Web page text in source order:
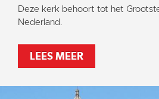
Activiteiten
Steun ons
Contact
Vaktaal
Deze kerk behoort tot het
Nederland.
LEES MEER